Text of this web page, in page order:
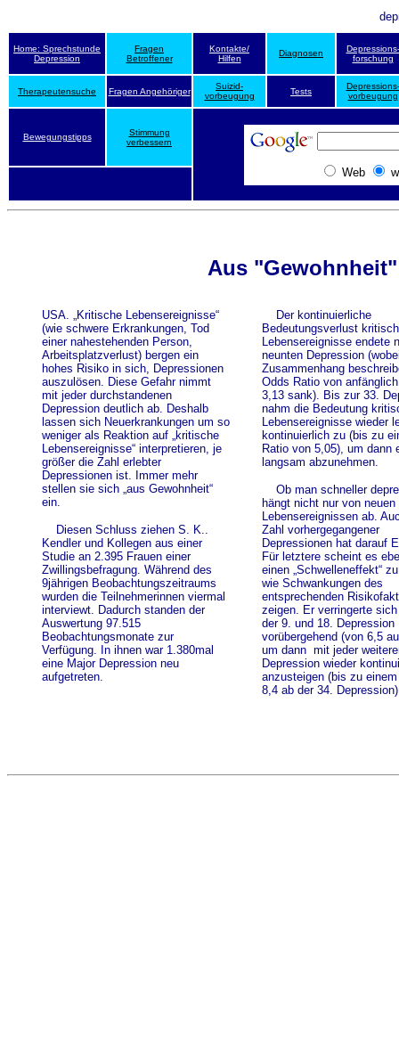
Home: Sprechstunde
Depression
Fragen
Betroffener
Kontakte/
Hilfen
Diagnosen
Depressions-
forschung
Therapeutensuche Fragen Angehöriger
Suizid-
vorbeugung
Tests
Depressions-
vorbeugung
Bewegungstipps
Stimmung
verbessern
Web
Aus
USA. „Kritische Lebensereignisse“
(wie schwere Erkrankungen, Tod
einer nahestehenden Person,
Arbeitsplatzverlust) bergen ein
hohes Risiko in sich, Depressionen
auszulösen. Diese Gefahr nimmt
mit jeder durchstandenen
Depression deutlich ab. Deshalb
lassen sich Neuerkrankungen um so
weniger als Reaktion auf „kritische
Lebensereignisse“ interpretieren, je
größer die Zahl erlebter
Depressionen ist. Immer mehr
stellen sie sich „aus Gewohnheit“
ein.
Diesen Schluss ziehen S. K..
Kendler und Kollegen aus einer
Studie an 2.395 Frauen einer
Zwillingsbefragung. Während des
9jährigen Beobachtungszeitraums
wurden die Teilnehmerinnen viermal
interviewt. Dadurch standen der
Auswertung 97.515
Beobachtungsmonate zur
Verfügung. In ihnen war 1.380mal
eine Major Depression neu
aufgetreten.
Der kontinuierliche
Bedeutungsverlust
Lebensereignisse endete
neunten Depression
Zusammenhang
Odds Ratio von
3,13 sank). Bis zur 33.
nahm die Bedeutung
Lebensereignisse wieder
kontinuierlich zu (bis zu
Ratio von 5,05), um dann
langsam abzunehmen.
Ob man schneller
hängt nicht nur von
Lebensereignissen ab.
Zahl vorhergegangener
Depressionen hat darauf
Für letztere scheint es
einen „Schwelleneffekt“
wie Schwankungen des
entsprechenden
zeigen. Er verringerte
der 9. und 18. Depression
vorübergehend (von 6,5
um dann mit jeder
Depression wieder
anzusteigen (bis zu
8,4 ab der 34.